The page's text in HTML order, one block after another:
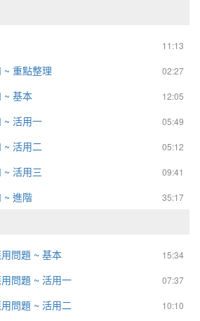
11:13
02:27
~ 重點整理
12:05
~ 基本
05:49
~ 活用一
05:12
~ 活用二
09:41
~ 活用三
35:17
~ 進階
15:34
問題 ~ 基本
07:37
問題 ~ 活用一
10:10
問題 ~ 活用二